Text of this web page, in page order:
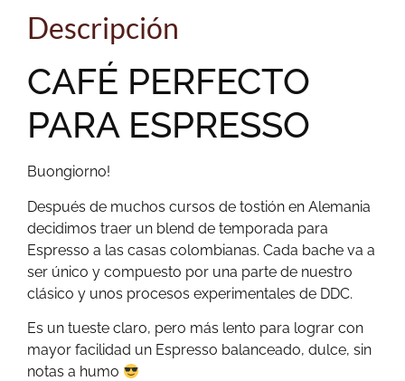
Descripción
CAFÉ PERFECTO
PARA ESPRESSO
Buongiorno!
Después de muchos cursos de tostión en Alemania
decidimos traer un blend de temporada para
Espresso a las casas colombianas. Cada bache va a
ser único y compuesto por una parte de nuestro
clásico y unos procesos experimentales de DDC.
Es un tueste claro, pero más lento para lograr con
mayor facilidad un Espresso balanceado, dulce, sin
notas a humo